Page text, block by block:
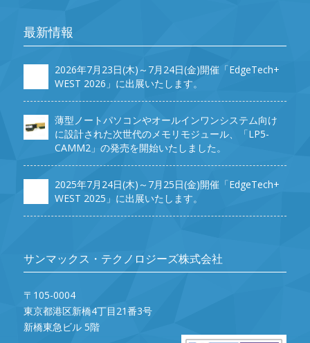
最新情報
2026年7月23日(木)～7月24日(金)開催「EdgeTech+
WEST 2026」に出展いたします。
薄型ノートパソコンやオールインワンシステム向け
に設計された次世代のメモリモジュール、「LP5-
CAMM2」の発売を開始いたしました。
2025年7月24日(木)～7月25日(金)開催「EdgeTech+
WEST 2025」に出展いたします。
サンマックス・テクノロジーズ株式会社
〒105-0004
東京都港区新橋4丁目21番3号
新橋東急ビル 5階